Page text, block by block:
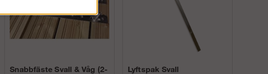
Snabbfäste Svall & Våg (2-
Lyftspak Svall